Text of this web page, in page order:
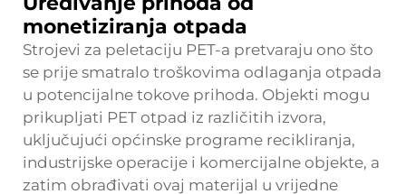
monetiziranja otpada
Strojevi za peletaciju PET-a pretvaraju ono što
se prije smatralo troškovima odlaganja otpada
u potencijalne tokove prihoda. Objekti mogu
prikupljati PET otpad iz različitih izvora,
uključujući općinske programe recikliranja,
industrijske operacije i komercijalne objekte, a
zatim obrađivati ovaj materijal u vrijedne